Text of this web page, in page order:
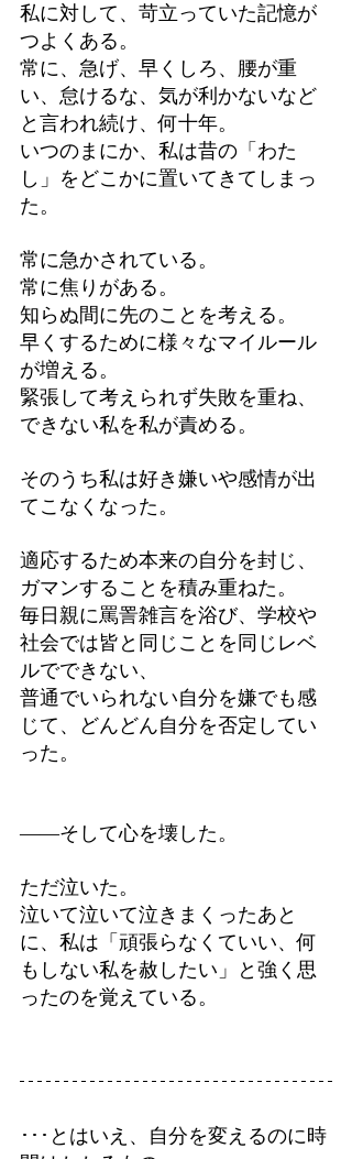
私に対して、苛立っていた記憶が
つよくある。
常に、急げ、早くしろ、腰が重
い、怠けるな、気が利かないなど
と言われ続け、何十年。
いつのまにか、私は昔の「わた
し」をどこかに置いてきてしまっ
た。
常に急かされている。
常に焦りがある。
知らぬ間に先のことを考える。
早くするために様々なマイルール
が増える。
緊張して考えられず失敗を重ね、
できない私を私が責める。
そのうち私は好き嫌いや感情が出
てこなくなった。
適応するため本来の自分を封じ、
ガマンすることを積み重ねた。
毎日親に罵詈雑言を浴び、学校や
社会では皆と同じことを同じレベ
ルでできない、
普通でいられない自分を嫌でも感
じて、どんどん自分を否定してい
った。
――そして心を壊した。
ただ泣いた。
泣いて泣いて泣きまくったあと
に、私は「頑張らなくていい、何
もしない私を赦したい」と強く思
ったのを覚えている。
･･･とはいえ、自分を変えるのに時